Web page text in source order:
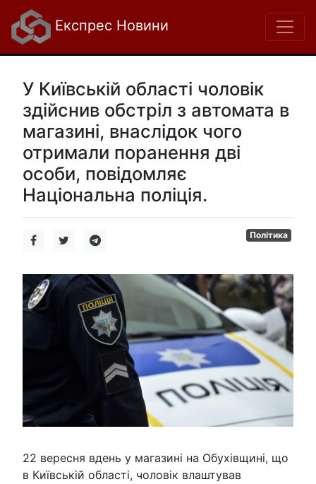
Експрес Новини
У Київській області чоловік
здійснив обстріл з автомата в
магазині, внаслідок чого
отримали поранення дві
особи, повідомляє
Національна поліція.
Політика
22 вересня вдень у магазині на Обухівщині, що
в Київській області, чоловік влаштував